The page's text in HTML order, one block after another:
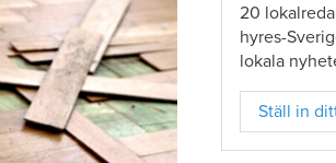
20
hyres-
lokala
Ställ in